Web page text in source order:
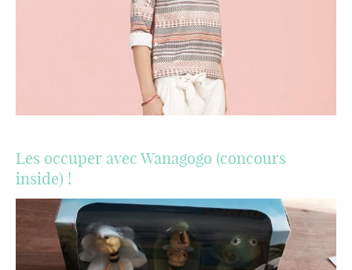
Les occuper avec Wanagogo (concours
inside) !